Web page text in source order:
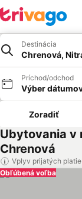
Destinácia
Chrenová,
Príchod/odchod
Výber
Zoradiť
Ubytovania v
Chrenová
Vplyv prijatých
Obľúbená voľba